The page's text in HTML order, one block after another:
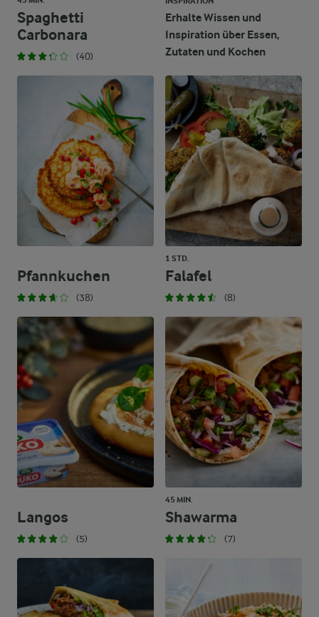
Spaghetti
Carbonara
(40)
Erhalte Wissen und
Inspiration über Essen,
Zutaten und Kochen
Pfannkuchen
(38)
1 STD.
Falafel
(8)
Langos
(5)
45 MIN.
Shawarma
(7)